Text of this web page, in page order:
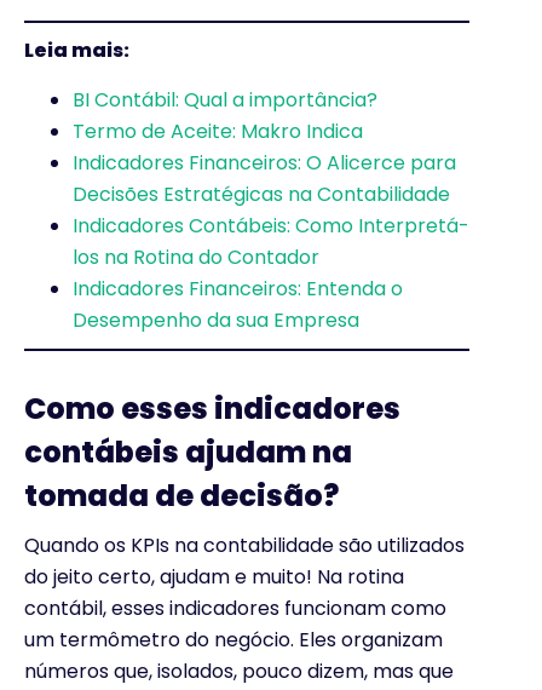
Leia mais:
BI Contábil: Qual a importância?
Termo de Aceite: Makro Indica
Indicadores Financeiros: O Alicerce para
Decisões Estratégicas na Contabilidade
Indicadores Contábeis: Como Interpretá-
los na Rotina do Contador
Indicadores Financeiros: Entenda o
Desempenho da sua Empresa
Como esses indicadores
contábeis ajudam na
tomada de decisão?
Quando os KPIs na contabilidade são utilizados
do jeito certo, ajudam e muito! Na rotina
contábil, esses indicadores funcionam como
um termômetro do negócio. Eles organizam
números que, isolados, pouco dizem, mas que